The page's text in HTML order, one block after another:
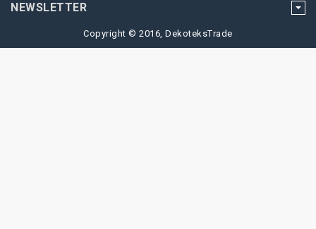
NEWSLETTER
Copyright © 2016, DekoteksTrade